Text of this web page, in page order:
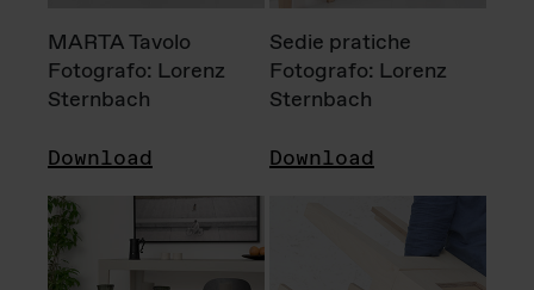
MARTA Tavolo
Fotografo: Lorenz
Sternbach
Download
Sedie pratiche
Fotografo: Lorenz
Sternbach
Download